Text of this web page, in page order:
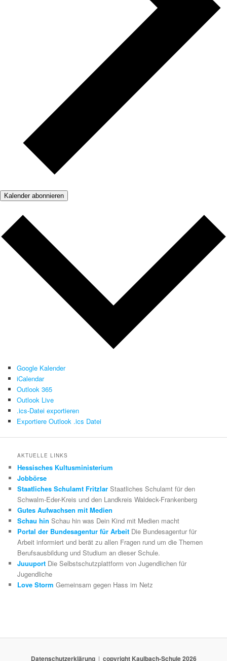
Kalender abonnieren
Google Kalender
iCalendar
Outlook 365
Outlook Live
.ics-Datei exportieren
Exportiere Outlook .ics Datei
AKTUELLE LINKS
Hessisches Kultusministerium
Jobbörse
Staatliches Schulamt Fritzlar Staatliches Schulamt für den
Schwalm-Eder-Kreis und den Landkreis Waldeck-Frankenberg
Gutes Aufwachsen mit Medien
Schau hin Schau hin was Dein Kind mit Medien macht
Portal der Bundesagentur für Arbeit Die Bundesagentur für
Arbeit informiert und berät zu allen Fragen rund um die Themen
Berufsausbildung und Studium an dieser Schule.
Juuuport Die Selbstschutzplattform von Jugendlichen für
Jugendliche
Love Storm Gemeinsam gegen Hass im Netz
Datenschutzerklärung copyright Kaulbach-Schule 2026